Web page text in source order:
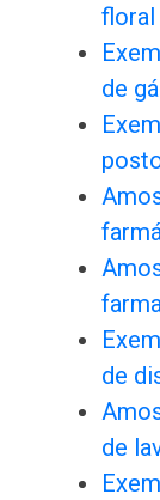
floral
de
de
de